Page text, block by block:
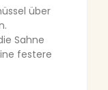
über
Sahne
festere